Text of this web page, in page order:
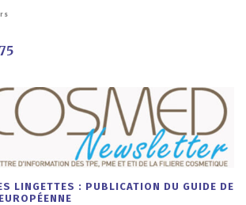
LINGETTES : PUBLICATION DU GUIDE DE